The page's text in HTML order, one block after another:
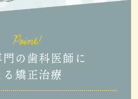
Point!
の歯科医師に
る矯正治療